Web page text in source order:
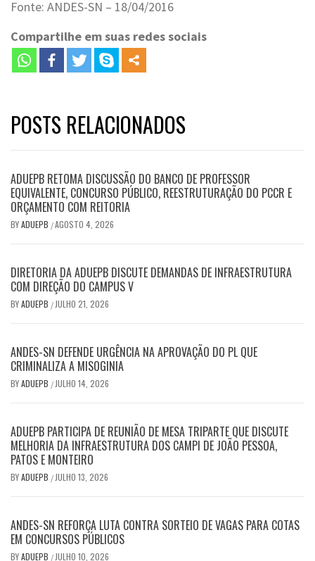
Fonte: ANDES-SN – 18/04/2016
Compartilhe em suas redes sociais
POSTS RELACIONADOS
ADUEPB RETOMA DISCUSSÃO DO BANCO DE PROFESSOR
EQUIVALENTE, CONCURSO PÚBLICO, REESTRUTURAÇÃO DO PCCR E
ORÇAMENTO COM REITORIA
BYADUEPB /AGOSTO 4, 2026
DIRETORIA DA ADUEPB DISCUTE DEMANDAS DE INFRAESTRUTURA
COM DIREÇÃO DO CAMPUS V
BYADUEPB / JULHO 21, 2026
ANDES-SN DEFENDE URGÊNCIA NA APROVAÇÃO DO PL QUE
CRIMINALIZA A MISOGINIA
BYADUEPB / JULHO 14, 2026
ADUEPB PARTICIPA DE REUNIÃO DE MESA TRIPARTE QUE DISCUTE
MELHORIA DA INFRAESTRUTURA DOS CAMPI DE JOÃO PESSOA,
PATOS E MONTEIRO
BYADUEPB / JULHO 13, 2026
ANDES-SN REFORÇA LUTA CONTRA SORTEIO DE VAGAS PARA COTAS
EM CONCURSOS PÚBLICOS
BYADUEPB / JULHO 10, 2026